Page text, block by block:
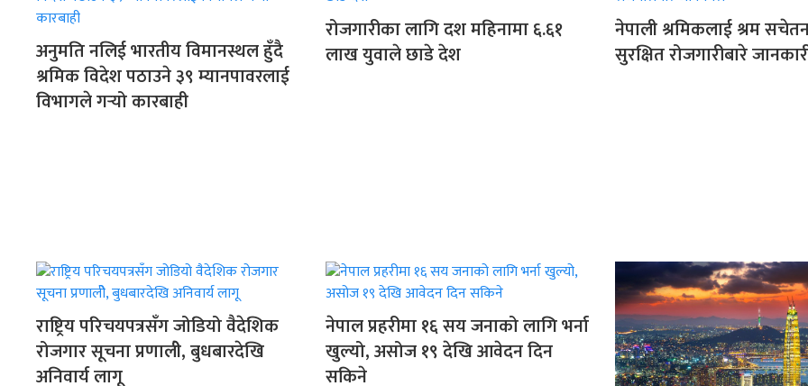
अनुमति नलिई भारतीय विमानस्थल हुँदै
श्रमिक विदेश पठाउने ३९ म्यानपावरलाई
विभागले गर्‍यो कारबाही
रोजगारीका लागि दश महिनामा ६.६१
लाख युवाले छाडे देश
नेपाली श्रमिकलाई श्रम
सुरक्षित रोजगारीबारे
राष्ट्रिय परिचयपत्रसँग जोडियो वैदेशिक
रोजगार सूचना प्रणालीे, बुधबारदेखि
अनिवार्य लागू
नेपाल प्रहरीमा १६ सय जनाको लागि भर्ना
खुल्यो, असोज १९ देखि आवेदन दिन
सकिने